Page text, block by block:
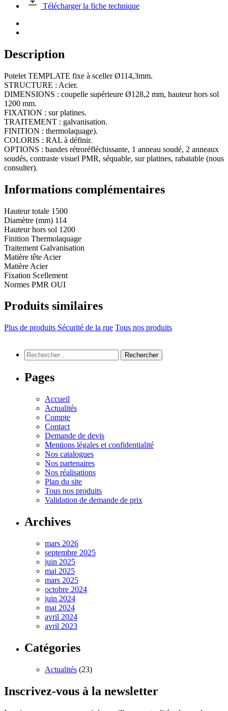
Télécharger la fiche technique
Description
Potelet TEMPLATE fixe à sceller Ø114,3mm.
STRUCTURE : Acier.
DIMENSIONS : coupelle supérieure Ø128,2 mm, hauteur hors sol
1200 mm.
FIXATION : sur platines.
TRAITEMENT : galvanisation.
FINITION : thermolaquage).
COLORIS : RAL à définir.
OPTIONS : bandes rétroréfléchissante, 1 anneau soudé, 2 anneaux
soudés, contraste visuel PMR, séquable, sur platines, rabatable (nous
consulter).
Informations complémentaires
Hauteur totale 1500
Diamètre (mm) 114
Hauteur hors sol 1200
Finition Thermolaquage
Traitement Galvanisation
Matière tête Acier
Matière Acier
Fixation Scellement
Normes PMR OUI
Produits similaires
Plus de produits Sécurité de la rue Tous nos produits
Rechercher :
Pages
Accueil
Actualités
Compte
Contact
Demande de devis
Mentions légales et confidentialité
Nos catalogues
Nos partenaires
Nos réalisations
Plan du site
Tous nos produits
Validation de demande de prix
Archives
mars 2026
septembre 2025
juin 2025
mai 2025
mars 2025
octobre 2024
juin 2024
mai 2024
avril 2024
avril 2023
Catégories
Actualités (23)
Inscrivez-vous à la newsletter